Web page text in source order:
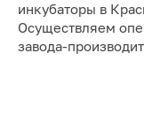
инкубаторы в
Осуществляем
завода-